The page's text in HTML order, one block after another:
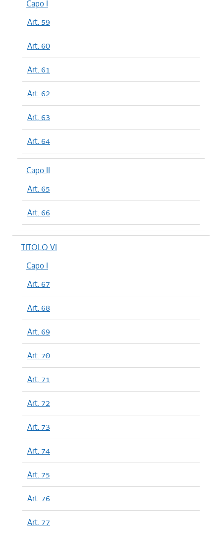
Capo I
Art. 59
Art. 60
Art. 61
Art. 62
Art. 63
Art. 64
Capo II
Art. 65
Art. 66
TITOLO VI
Capo I
Art. 67
Art. 68
Art. 69
Art. 70
Art. 71
Art. 72
Art. 73
Art. 74
Art. 75
Art. 76
Art. 77